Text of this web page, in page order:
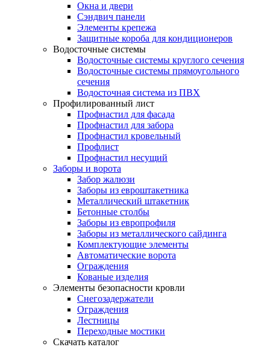
Окна и двери
Сэндвич панели
Элементы крепежа
Защитные короба для кондиционеров
Водосточные системы
Водосточные системы круглого сечения
Водосточные системы прямоугольного
сечения
Водосточная система из ПВХ
Профилированный лист
Профнастил для фасада
Профнастил для забора
Профнастил кровельный
Профлист
Профнастил несущий
Заборы и ворота
Забор жалюзи
Заборы из евроштакетника
Металлический штакетник
Бетонные столбы
Заборы из европрофиля
Заборы из металлического сайдинга
Комплектующие элементы
Автоматические ворота
Ограждения
Кованые изделия
Элементы безопасности кровли
Снегозадержатели
Ограждения
Лестницы
Переходные мостики
Скачать каталог